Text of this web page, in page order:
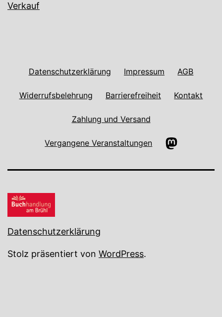
Verkauf
Datenschutzerklärung Impressum AGB
Widerrufsbelehrung Barrierefreiheit Kontakt
Zahlung und Versand
Vergangene Veranstaltungen Mastodon
Datenschutzerklärung
Stolz präsentiert von WordPress.